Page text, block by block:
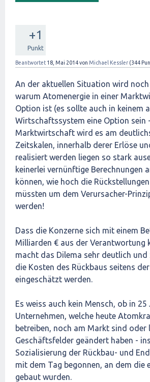
+1
Punkt
Beantwortet 18, Mai 2014von Michael Kessler (344
An der aktuellen Situation wird
warum Atomenergie in einer
Option ist (es sollte auch in keinem
Wirtschaftssystem eine Option sein
Marktwirtschaft wird es am
Zeitskalen, innerhalb derer Erlöse
realisiert werden liegen so stark
keinerlei vernünftige Berechnungen
können, wie hoch die
müssten um dem Verursacher-
werden!
Dass die Konzerne sich mit einem
Milliarden € aus der Verantwortung
macht das Dilema sehr deutlich und
die Kosten des Rückbaus seitens
eingeschätzt werden.
Es weiss auch kein Mensch, ob in 25
Unternehmen, welche heute
betreiben, noch am Markt sind oder
Geschäftsfelder geändert haben -
Sozialisierung der Rückbau- und
mit dem Tag begonnen, an dem die
gebaut wurden.